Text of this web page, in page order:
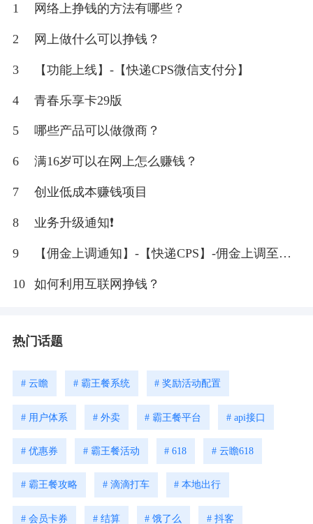
1 网络上挣钱的方法有哪些？
2 网上做什么可以挣钱？
3 【功能上线】-【快递CPS微信支付分】
4 青春乐享卡29版
5 哪些产品可以做微商？
6 满16岁可以在网上怎么赚钱？
7 创业低成本赚钱项目
8 业务升级通知❗
9
【佣金上调通知】-【快递CPS】-佣金上调至
10
如何利用互联网挣钱？
热门话题
# 云瞻 # 霸王餐系统 # 奖励活动配置
# 用户体系 # 外卖 # 霸王餐平台 # api接口
# 优惠券 # 霸王餐活动 # 618 # 云瞻618
# 霸王餐攻略 # 滴滴打车 # 本地出行
# 会员卡券 # 结算 # 饿了么 # 抖客